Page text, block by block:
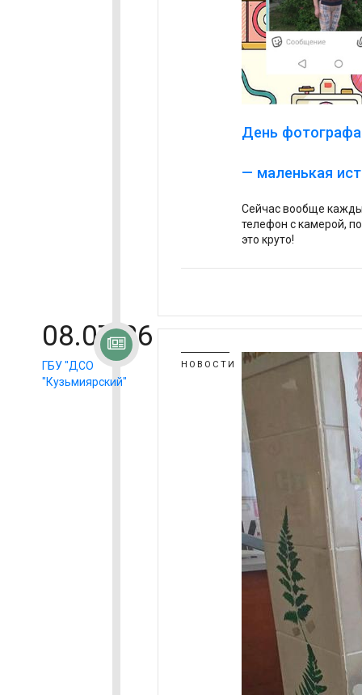
День
— маленькая
Сейчас вообще
телефон с камерой,
это круто!
08.07.26
ГБУ "ДСО
"Кузьмиярский"
НОВОСТИ